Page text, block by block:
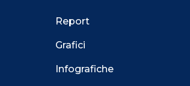
Report
Grafici
Infografiche